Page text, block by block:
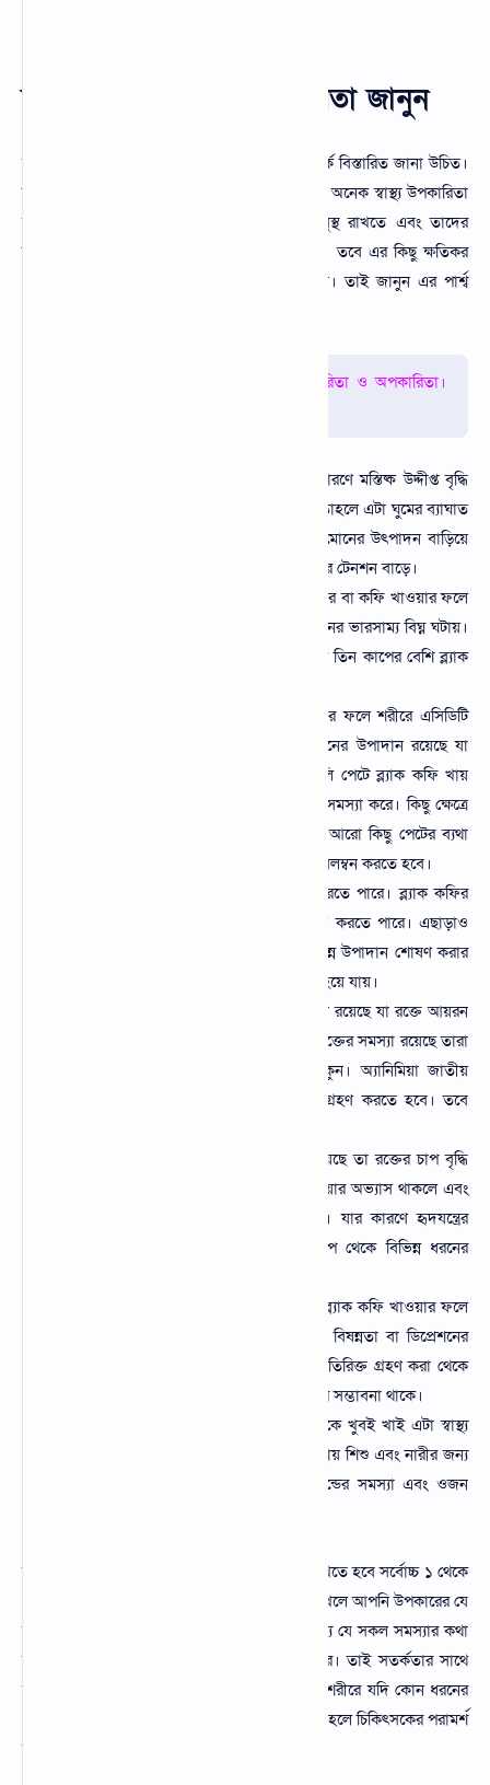
ব্ল্যাক কফি খাওয়ার অপকারিতা জানুন
ব্ল্যাক কফি খাওয়ার উপকারিতা ও অপকারিতা সম্পর্কে বিস্তারিত জানা উচিত।
বিভিন্ন গবেষণায় জানা গেছে যে ব্ল্যাক কফি খাওয়ার অনেক স্বাস্থ্য উপকারিতা
রয়েছে। এছাড়াও শরীরের প্রত্যেকটি অঙ্গ-প্রত্যঙ্গ সুস্থ রাখতে এবং তাদের
কার্যক্ষমতা বৃদ্ধি করার জন্য ব্ল্যাক কফি খাওয়া যায়। তবে এর কিছু ক্ষতিকর
প্রভাব রয়েছে যা অতিরিক্ত ব্যবহার করার ফলে হয়। তাই জানুন এর পার্শ্ব
ড্রাগন ফলের ১৫টি উপকারিতা ও অপকারিতা।
ব্লাক কফিতে কাইফের উপস্থিত থাকে যার কারণে মস্তিষ্ক উদ্দীপ্ত বৃদ্ধি
করে এবং আপনি যদি রাতে ব্ল্যাক কফি খান তাহলে এটা ঘুমের ব্যাঘাত
ঘটায়। কাইফেন আপনার শরীরের স্টেজ হরমোনের উৎপাদন বাড়িয়ে
দেয়। যার কারণে ঘুমে ব্যাঘাত ঘটে এবং শরীরে টেনশন বাড়ে।
অনেক সময় অতিরিক্ত ক্যাফেইন জাতীয় খাবার বা কফি খাওয়ার ফলে
মস্তিষ্কের ডোপামিন এবং সেরোটোনিন হরমোনের ভারসাম্য বিঘ্ন ঘটায়।
এই সকল সমস্যার রাতে প্রত্যেকের দুই থেকে তিন কাপের বেশি ব্ল্যাক
এছাড়া ব্ল্যাক কফি অতিরিক্ত পরিমাণ খাওয়ার ফলে শরীরে এসিডিটি
বৃদ্ধি করে। কারণ এই কফির মধ্যে এক ধরনের উপাদান রয়েছে যা
গ্যাস্ট্রিক এসিড উৎপন্ন করে। কেউ যদি খালি পেটে ব্ল্যাক কফি খায়
তবে তা পেটের ব্যথা অম্বল এবং গ্যাস্ট্রিকের সমস্যা করে। কিছু ক্ষেত্রে
এটা পেট ব্যথা পেট ফুলে যাওয়া ভাব এবং আরো কিছু পেটের ব্যথা
তৈরি করতে পারে তাই অবশ্যই সাবধানতা অবলম্বন করতে হবে।
দাঁত ও হাড়ের জন্য ক্ষতিকর প্রভাব সৃষ্টি করতে পারে। ব্ল্যাক কফির
মধ্যে কাইফেন রয়েছে যা ক্যালসিয়াম শোষণ করতে পারে। এছাড়াও
এটি অতিরিক্ত ক্লোরোস্টল এবং শরীরের বিভিন্ন উপাদান শোষণ করার
ক্ষমতা রাখে। যার ফলে হাড় এবং দাঁত দুর্বল হয়ে যায়।
এছাড়া কাইফেনের মধ্যে এক ধরনের উপাদান রয়েছে যা রক্তে আয়রন
শোষণে বাধা দেয়। যে সকল মানুষের দেহে রক্তের সমস্যা রয়েছে তারা
অবশ্যই ব্ল্যাক কফি খাওয়া থেকে দূরে থাকুন। অ্যানিমিয়া জাতীয়
সমস্যা থাকলে ভিটামিন সি জাতীয় খাবার গ্রহণ করতে হবে। তবে
রক্তচাপ বৃদ্ধি করে এর মধ্যে যে কাইফের রয়েছে তা রক্তের চাপ বৃদ্ধি
করে দেয় এবং দীর্ঘদিন ধরে ব্ল্যাক কফি খাওয়ার অভ্যাস থাকলে এবং
অতিরিক্ত পরিমাণ খেলে হার্টের সমস্যা হয়। যার কারণে হৃদযন্ত্রের
কার্যক্ষমতার উপর প্রভাব পড়ে এবং রক্তচাপ থেকে বিভিন্ন ধরনের
মানসিক সমস্যা তৈরি করতে পারে অতিরিক্ত ব্ল্যাক কফি খাওয়ার ফলে
শরীরে সেরোটোনিন এর মাত্রা কমে যায় যা বিষন্নতা বা ডিপ্রেশনের
কারণ হয়ে দাঁড়ায় তাই আপনাকে অবশ্যই অতিরিক্ত গ্রহণ করা থেকে
দূরে থাকতে হবে এতে মানসিক সমস্যা হওয়ার সম্ভাবনা থাকে।
কিছু মানুষ রয়েছে যারা গর্ভাবস্থায় ব্লাক কফিকে খুবই খাই এটা স্বাস্থ্য
উপকারিতা করেন না বরং ক্ষতি করে। গর্ভাবস্থায় শিশু এবং নারীর জন্য
এটা অত্যন্ত অসুবিধাজনক যা শিশুর হৃদপিন্ডের সমস্যা এবং ওজন
আসক্তি হতে পারে তাই আপনাকে পরিমিত পরিমাণ খেতে হবে সর্বোচ্চ ১ থেকে
৩ কাপের মধ্যে খাওয়ার অভ্যাস রাখতে হবে। বেশি খেলে আপনি উপকারের যে
ক্ষতি সমস্যায় পড়তে পারেন কারণ এর মধ্যে ইতিমধ্যে যে সকল সমস্যার কথা
বলা হয়েছে তা উপস্থিত করতে পারে আপনার শরীরে। তাই সতর্কতার সাথে
সঠিক পরিমাণ খাওয়ার অভ্যাস করুন এবং আপনার শরীরে যদি কোন ধরনের
গ্যাস্টক সহ বিভিন্ন হাইপারটেনশনের সমস্যা থাকে তাহলে চিকিৎসকের পরামর্শ